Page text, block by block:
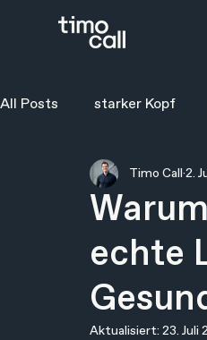
All Posts starker Kopf
echte
Timo Call 2.
Aktualisiert: 23. Juli